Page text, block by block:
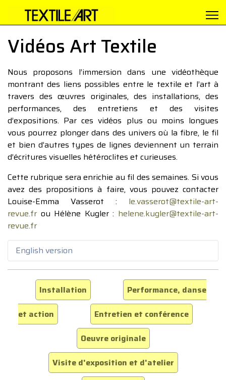
Vidéos Art Textile
Nous proposons l’immersion dans une vidéothèque
montrant des liens possibles entre le textile et l’art à
travers des œuvres originales, des installations, des
performances, des entretiens et des visites
d’expositions. Par ces vidéos plus ou moins longues
vous pourrez plonger dans des univers où la fibre, le fil
et bien d’autres types de lignes deviennent un terrain
d’écritures visuelles hétéroclites et curieuses.
Cette rubrique sera enrichie au fil des semaines. Si vous
avez des propositions à faire, vous pouvez contacter
Louise-Emma Vasserot : le.vasserot@textile-art-
revue.fr ou Hélène Kugler : helene.kugler@textile-art-
revue.fr
English version
Installation
Performance, danse
et action
Entretien et conférence
Oeuvre originale
Visite d'exposition et d'atelier